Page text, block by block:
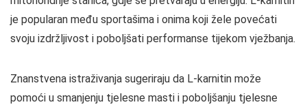
je popularan među sportašima i onima koji žele povećati
svoju izdržljivost i poboljšati performanse tijekom vježbanja.
Znanstvena istraživanja sugeriraju da L-karnitin može
pomoći u smanjenju tjelesne masti i poboljšanju tjelesne